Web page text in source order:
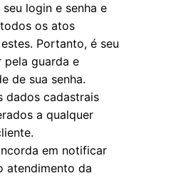
login e senha e
os atos
Portanto, é seu
pela guarda e
de sua senha.
dados cadastrais
a qualquer
em notificar
atendimento da